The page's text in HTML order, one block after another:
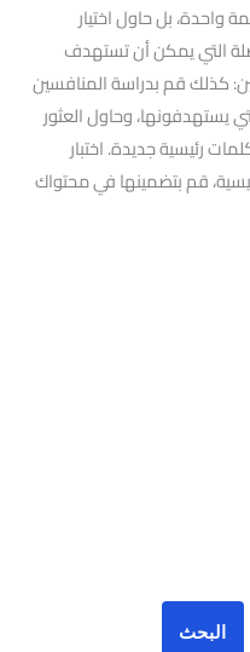
واحدة، بل حاول اختيار
التي يمكن أن تستهدف
كذلك قم بدراسة المنافسين
يستهدفونها، وحاول العثور
رئيسية جديدة. اختبار
قم بتضمينها في محتواك
البحث